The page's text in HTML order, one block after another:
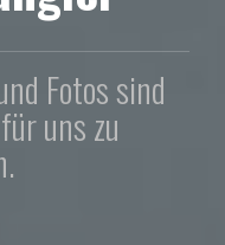
Fotos sind
uns zu